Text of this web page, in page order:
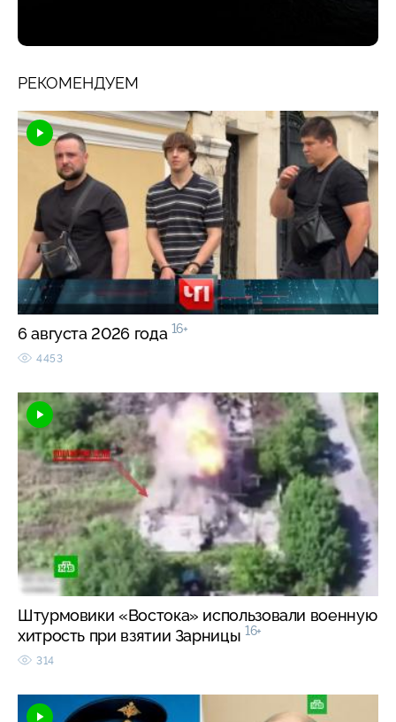
РЕКОМЕНДУЕМ
6 августа 2026 года 16+
4453
Штурмовики «Востока» использовали военную
хитрость при взятии Зарницы 16+
314